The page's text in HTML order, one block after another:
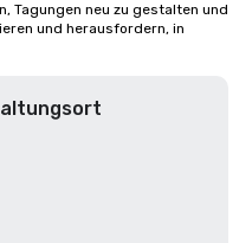
Tagungen neu zu gestalten und
und herausfordern, in